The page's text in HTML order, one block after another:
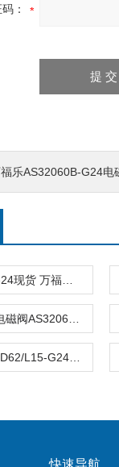
：
乐AS32060B-G24电
快速导航